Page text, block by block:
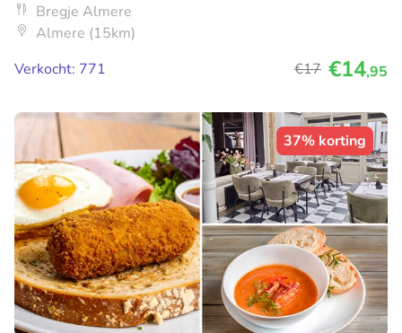
Bregje Almere
Almere (15km)
Verkocht: 771
€17 €14,95
37% korting